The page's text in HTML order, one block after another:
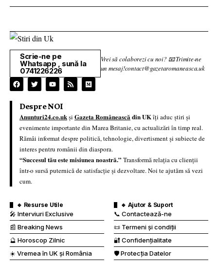
Scrie-ne pe
Whatsapp , sună la
0741226226
Vrei să colaborezi cu noi? 📧 Trimite-ne
un mesaj!contact@gazetaromaneasca.uk
Despre NOI
Anunturi24.co.ukși Gazeta Româneascădin UKîți aduc știri și
evenimente importante din Marea Britanie, cu actualizări în timp real.
Rămâi informat despre politică, tehnologie, divertisment și subiecte de
interes pentru românii din diaspora.
“Succesul tău este misiunea noastră.” Transformă relația cu clienții
într-o sursă puternică de satisfacție și dezvoltare. Noi te ajutăm să vezi
cum.
🔹 Resurse Utile
🎤 Interviuri Exclusive
📰 Breaking News
🔮 Horoscop Zilnic
☀️ Vremea în UK și România
🔹 Ajutor & Suport
📞 Contactează-ne
📜 Termeni și condiții
🔐 Confidențialitate
🛡️ Protecția Datelor